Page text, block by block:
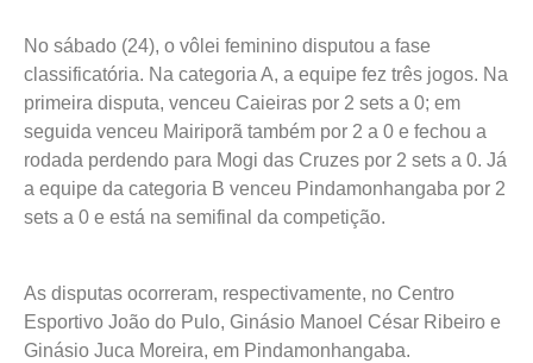
No sábado (24), o vôlei feminino disputou a fase
classificatória. Na categoria A, a equipe fez três jogos. Na
primeira disputa, venceu Caieiras por 2 sets a 0; em
seguida venceu Mairiporã também por 2 a 0 e fechou a
rodada perdendo para Mogi das Cruzes por 2 sets a 0. Já
a equipe da categoria B venceu Pindamonhangaba por 2
sets a 0 e está na semifinal da competição.
As disputas ocorreram, respectivamente, no Centro
Esportivo João do Pulo, Ginásio Manoel César Ribeiro e
Ginásio Juca Moreira, em Pindamonhangaba.